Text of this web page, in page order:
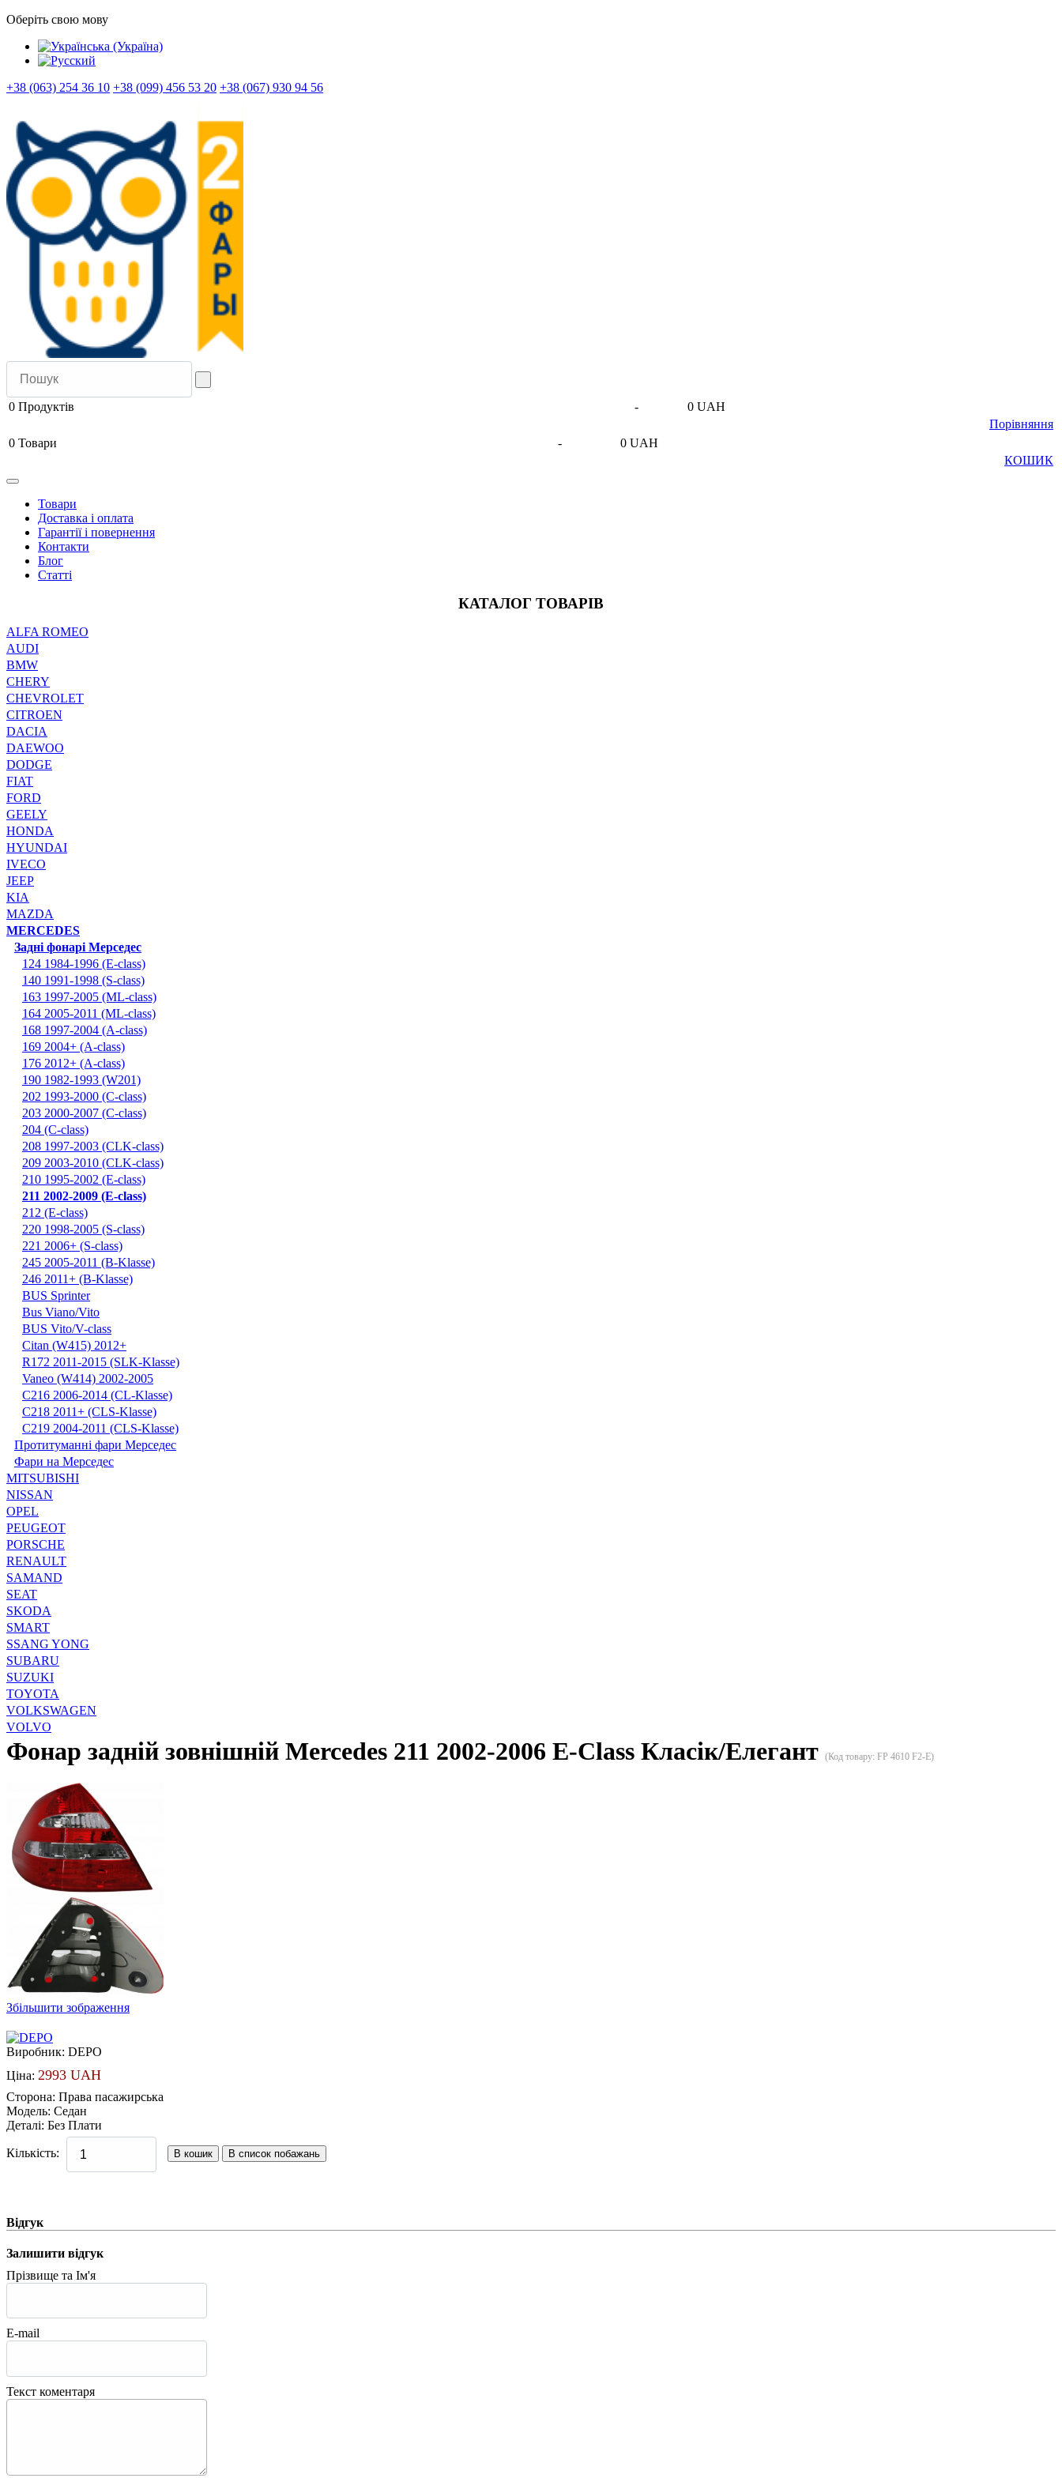
Оберіть свою мову
+38 (063) 254 36 10 +38 (099) 456 53 20 +38 (067) 930 94 56
0 Продуктів -
0 UAH
Порівняння
0 Товари -
0 UAH
КОШИК
Товари
Доставка і оплата
Гарантії і повернення
Контакти
Блог
Статті
КАТАЛОГ ТОВАРІВ
ALFA ROMEO
AUDI
BMW
CHERY
CHEVROLET
CITROEN
DACIA
DAEWOO
DODGE
FIAT
FORD
GEELY
HONDA
HYUNDAI
IVECO
JEEP
KIA
MAZDA
MERCEDES
Задні фонарі Мерседес
124 1984-1996 (E-class)
140 1991-1998 (S-class)
163 1997-2005 (ML-class)
164 2005-2011 (ML-class)
168 1997-2004 (A-class)
169 2004+ (A-class)
176 2012+ (A-class)
190 1982-1993 (W201)
202 1993-2000 (C-class)
203 2000-2007 (C-class)
204 (C-class)
208 1997-2003 (CLK-class)
209 2003-2010 (CLK-class)
210 1995-2002 (E-class)
211 2002-2009 (E-class)
212 (E-class)
220 1998-2005 (S-class)
221 2006+ (S-class)
245 2005-2011 (B-Klasse)
246 2011+ (B-Klasse)
BUS Sprinter
Bus Viano/Vito
BUS Vito/V-class
Citan (W415) 2012+
R172 2011-2015 (SLK-Klasse)
Vaneo (W414) 2002-2005
С216 2006-2014 (CL-Klasse)
С218 2011+ (CLS-Klasse)
С219 2004-2011 (CLS-Klasse)
Протитуманні фари Мерседес
Фари на Мерседес
MITSUBISHI
NISSAN
OPEL
PEUGEOT
PORSCHE
RENAULT
SAMAND
SEAT
SKODA
SMART
SSANG YONG
SUBARU
SUZUKI
TOYOTA
VOLKSWAGEN
VOLVO
Фонар задній зовнішній Mercedes 211 2002-2006 E-Class Класік/Елегант (Код товару: FP 4610 F2-E)
Збільшити зображення
Виробник: DEPO
Ціна: 2993 UAH
Сторона: Права пасажирська
Модель: Седан
Деталі: Без Плати
Кількість:
Відгук
Залишити відгук
Прізвище та Ім'я
E-mail
Текст коментаря